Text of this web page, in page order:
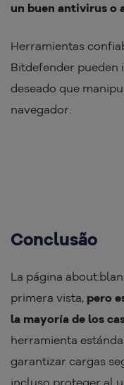
un buen antivirus o
Herramientas
Bitdefender pueden
deseado que
navegador.
Conclusão
La página
primera vista, pero
la mayoría de los
herramienta
garantizar cargas